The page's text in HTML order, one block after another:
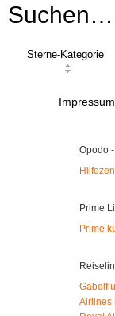
Suchen…
Sterne-Kategorie
Impressum